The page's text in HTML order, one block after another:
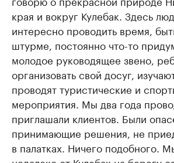
края и вокруг Кулебак. Здесь
интересно проводить время,
штурме, постоянно что-то
молодое руководящее звено,
организовать свой досуг,
проводят туристические и
мероприятия. Мы два года
приглашали клиентов. Были
принимающие решения, не
в палатках. Ничего подобного.